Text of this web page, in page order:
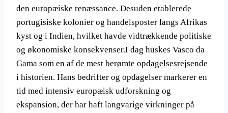
den europæiske renæssance. Desuden etablerede
portugisiske kolonier og handelsposter langs Afrikas
kyst og i Indien, hvilket havde vidtrækkende politiske
og økonomiske konsekvenser.I dag huskes Vasco da
Gama som en af de mest berømte opdagelsesrejsende
i historien. Hans bedrifter og opdagelser markerer en
tid med intensiv europæisk udforskning og
ekspansion, der har haft langvarige virkninger på